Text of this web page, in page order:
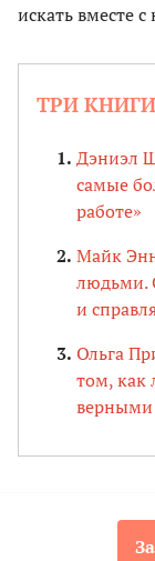
искать вместе
ТРИ
Дэниэл
самые
работе»
Майк
людьми.
и
Ольга
том, как
верными